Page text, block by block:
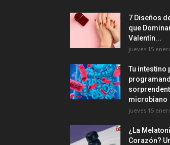
7 Diseños
que
Valentín...
jueves 15
Tu intestino
microbiano
jueves 15
¿La
Corazón?